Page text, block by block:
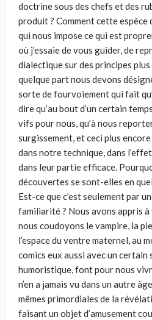
doctrine sous des chefs et des
produit ? Comment cette
qui nous impose ce qui est
où j’essaie de vous guider, de
dialectique sur des principes plus
quelque part nous devons
sorte de fourvoiement qui fait
dire qu’au bout d’un certain
vifs pour nous, qu’à nous
surgissement, et ceci plus
dans notre technique, dans
dans leur partie efficace.
découvertes se sont-elles en
Est-ce que c’est seulement par
familiarité ? Nous avons appris
nous coudoyons le vampire, la
l’espace du ventre maternel, au
comics eux aussi avec un certain
humoristique, font pour nous
n’en a jamais vu dans un autre
mêmes primordiales de la
faisant un objet d’amusement